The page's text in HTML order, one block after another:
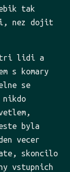
tak
nez dojit
tri lidi a
s komary
se
byla
vecer
skoncilo
vstupnich